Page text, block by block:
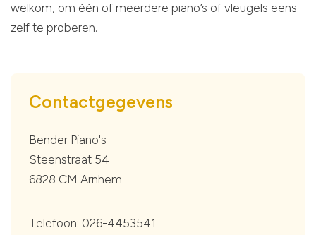
welkom, om één of meerdere piano’s of vleugels eens
zelf te proberen.
Contactgegevens
Bender Piano's
Steenstraat 54
6828 CM Arnhem
Telefoon: 026-4453541